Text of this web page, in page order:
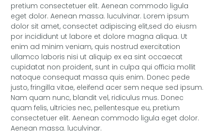
pretium consectetuer elit. Aenean commodo ligula
eget dolor. Aenean massa. luculvinar. Lorem ipsum
dolor sit amet, consectet adipiscing elit,sed do eiusm
por incididunt ut labore et dolore magna aliqua. Ut
enim ad minim veniam, quis nostrud exercitation
ullamco laboris nisi ut aliquip ex ea sint occaecat
cupidatat non proident, sunt in culpa qui officia mollit
natoque consequat massa quis enim. Donec pede
justo, fringilla vitae, eleifend acer sem neque sed ipsum.
Nam quam nunc, blandit vel, ridiculus mus. Donec
quam felis, ultricies nec, pellentesque eu, pretium
consectetuer elit. Aenean commodo ligula eget dolor.
Aenean massa. luculvinar.